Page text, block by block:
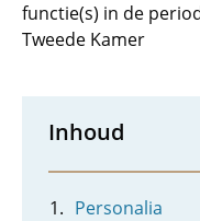
functie(s) in de
Tweede Kamer
Inhoud
Personalia